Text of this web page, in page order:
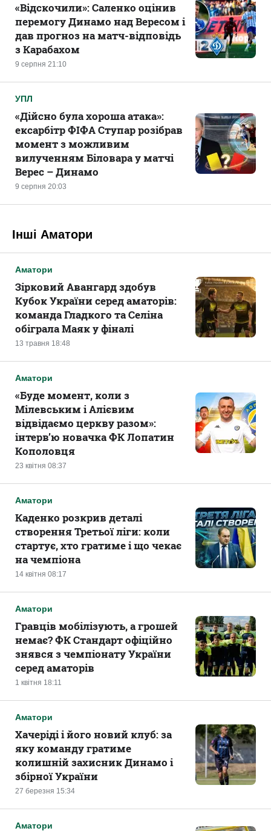
9 серпня 21:10
«Відскочили»: Саленко оцінив
перемогу Динамо над Вересом і
дав прогноз на матч-відповідь
з Карабахом
УПЛ
9 серпня 20:03
«Дійсно була хороша атака»:
ексарбітр ФІФА Ступар розібрав
момент з можливим
вилученням Біловара у матчі
Верес – Динамо
Інші Аматори
Аматори
13 травня 18:48
Зірковий Авангард здобув
Кубок України серед аматорів:
команда Гладкого та Селіна
обіграла Маяк у фіналі
Аматори
23 квітня 08:37
«Буде момент, коли з
Мілевським і Алієвим
відвідаємо церкву разом»:
інтерв’ю новачка ФК Лопатин
Кополовця
Аматори
14 квітня 08:17
Каденко розкрив деталі
створення Третьої ліги: коли
стартує, хто гратиме і що чекає
на чемпіона
Аматори
1 квітня 18:11
Гравців мобілізують, а грошей
немає? ФК Стандарт офіційно
знявся з чемпіонату України
серед аматорів
Аматори
27 березня 15:34
Хачеріді і його новий клуб: за
яку команду гратиме
колишній захисник Динамо і
збірної України
Аматори